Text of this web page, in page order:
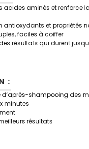
aminés et renforce
antioxydants et propriétés
faciles à coiffer
résultats qui durent
:
d’après-shampooing des
minutes
résultats